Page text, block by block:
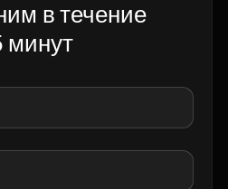
в течение
минут